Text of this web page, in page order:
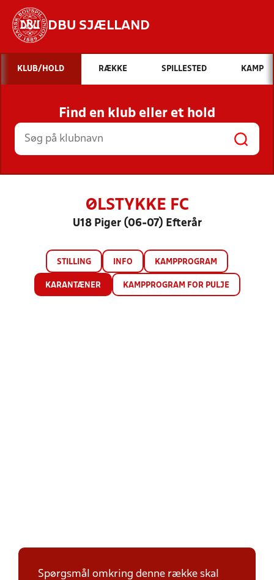
DBU SJÆLLAND
Hvad vil du søge efter?
INDHOLD OG NYHEDER
STILLINGER, RESULTATER, KLUBBER OG
HOLD
KLUB/HOLD RÆKKE SPILLESTED KAMP
Find en klub eller et hold
ØLSTYKKE FC
U18 Piger (06-07) Efterår
STILLING INFO KAMPPROGRAM
KARANTÆNER KAMPPROGRAM FOR PULJE
Spørgsmål omkring denne række skal